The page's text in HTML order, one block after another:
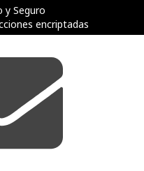
y Seguro
encriptadas